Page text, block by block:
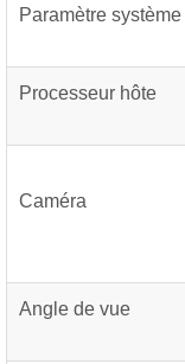
Paramètre système
Processeur hôte
Caméra
Angle de vue